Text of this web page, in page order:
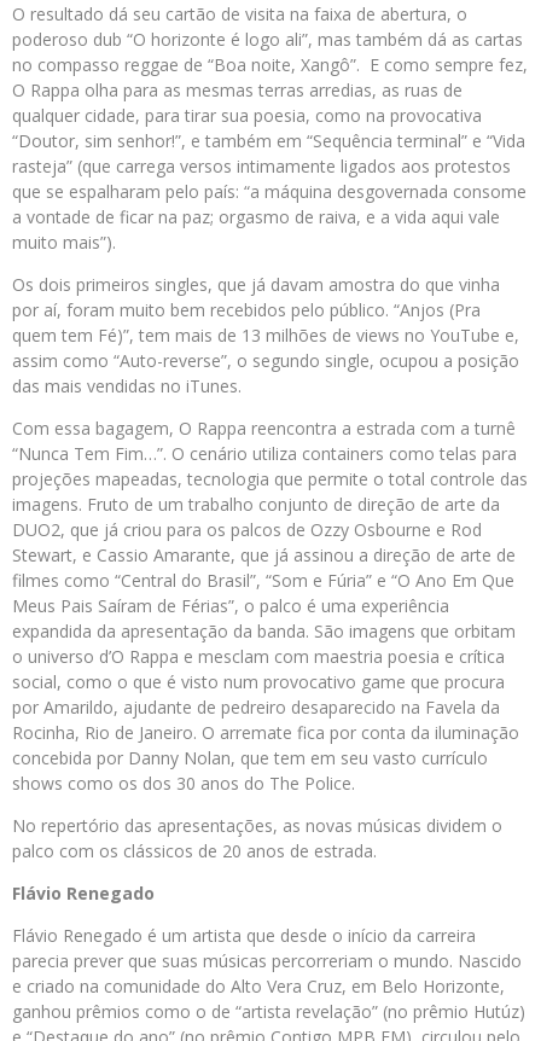
O resultado dá seu cartão de visita na faixa de abertura, o
poderoso dub “O horizonte é logo ali”, mas também dá as cartas
no compasso reggae de “Boa noite, Xangô”. E como sempre fez,
O Rappa olha para as mesmas terras arredias, as ruas de
qualquer cidade, para tirar sua poesia, como na provocativa
“Doutor, sim senhor!”, e também em “Sequência terminal” e “Vida
rasteja” (que carrega versos intimamente ligados aos protestos
que se espalharam pelo país: “a máquina desgovernada consome
a vontade de ficar na paz; orgasmo de raiva, e a vida aqui vale
muito mais”).
Os dois primeiros singles, que já davam amostra do que vinha
por aí, foram muito bem recebidos pelo público. “Anjos (Pra
quem tem Fé)”, tem mais de 13 milhões de views no YouTube e,
assim como “Auto-reverse”, o segundo single, ocupou a posição
das mais vendidas no iTunes.
Com essa bagagem, O Rappa reencontra a estrada com a turnê
“Nunca Tem Fim…”. O cenário utiliza containers como telas para
projeções mapeadas, tecnologia que permite o total controle das
imagens. Fruto de um trabalho conjunto de direção de arte da
DUO2, que já criou para os palcos de Ozzy Osbourne e Rod
Stewart, e Cassio Amarante, que já assinou a direção de arte de
filmes como “Central do Brasil”, “Som e Fúria” e “O Ano Em Que
Meus Pais Saíram de Férias”, o palco é uma experiência
expandida da apresentação da banda. São imagens que orbitam
o universo d’O Rappa e mesclam com maestria poesia e crítica
social, como o que é visto num provocativo game que procura
por Amarildo, ajudante de pedreiro desaparecido na Favela da
Rocinha, Rio de Janeiro. O arremate fica por conta da iluminação
concebida por Danny Nolan, que tem em seu vasto currículo
shows como os dos 30 anos do The Police.
No repertório das apresentações, as novas músicas dividem o
palco com os clássicos de 20 anos de estrada.
Flávio Renegado
Flávio Renegado é um artista que desde o início da carreira
parecia prever que suas músicas percorreriam o mundo. Nascido
e criado na comunidade do Alto Vera Cruz, em Belo Horizonte,
ganhou prêmios como o de “artista revelação” (no prêmio Hutúz)
e “Destaque do ano” (no prêmio Contigo MPB FM), circulou pelo